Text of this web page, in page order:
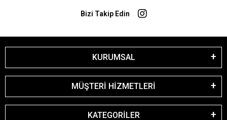
Bizi Takip Edin
KURUMSAL
MÜŞTERİ HİZMETLERİ
KATEGORİLER